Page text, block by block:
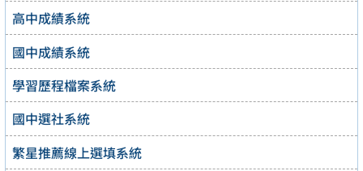
高中成績系統
國中成績系統
學習歷程檔案系統
國中選社系統
繁星推薦線上選填系統